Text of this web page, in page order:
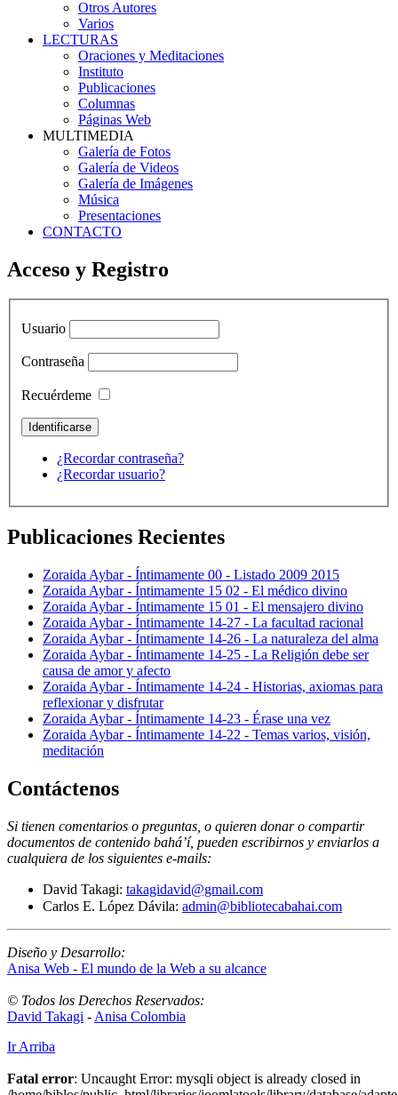
Otros Autores
Varios
LECTURAS
Oraciones y Meditaciones
Instituto
Publicaciones
Columnas
Páginas Web
MULTIMEDIA
Galería de Fotos
Galería de Videos
Galería de Imágenes
Música
Presentaciones
CONTACTO
Acceso y Registro
Usuario
Contraseña
Recuérdeme
¿Recordar contraseña?
¿Recordar usuario?
Publicaciones Recientes
Zoraida Aybar - Íntimamente 00 - Listado 2009 2015
Zoraida Aybar - Íntimamente 15 02 - El médico divino
Zoraida Aybar - Íntimamente 15 01 - El mensajero divino
Zoraida Aybar - Íntimamente 14-27 - La facultad racional
Zoraida Aybar - Íntimamente 14-26 - La naturaleza del alma
Zoraida Aybar - Íntimamente 14-25 - La Religión debe ser
causa de amor y afecto
Zoraida Aybar - Íntimamente 14-24 - Historias, axiomas para
reflexionar y disfrutar
Zoraida Aybar - Íntimamente 14-23 - Érase una vez
Zoraida Aybar - Íntimamente 14-22 - Temas varios, visión,
meditación
Contáctenos
Si tienen comentarios o preguntas, o quieren donar o compartir
documentos de contenido bahá’í, pueden escribirnos y enviarlos a
cualquiera de los siguientes e-mails:
David Takagi: takagidavid@gmail.com
Carlos E. López Dávila: admin@bibliotecabahai.com
Diseño y Desarrollo:
Anisa Web - El mundo de la Web a su alcance
© Todos los Derechos Reservados:
David Takagi - Anisa Colombia
Ir Arriba
Fatal error: Uncaught Error: mysqli object is already closed in